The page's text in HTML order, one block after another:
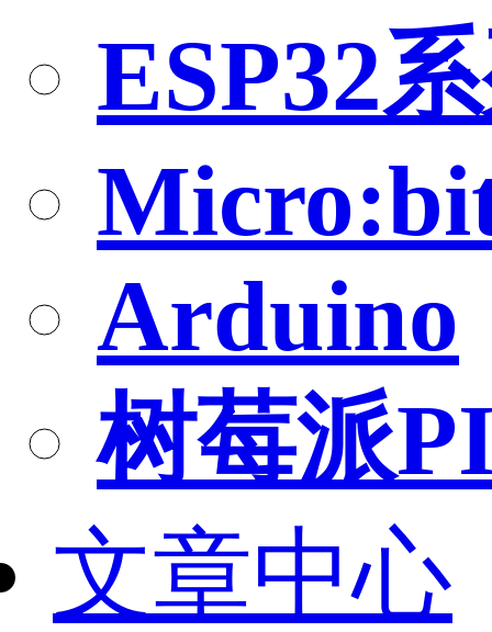
ESP32
Arduino
树莓派
文章中心